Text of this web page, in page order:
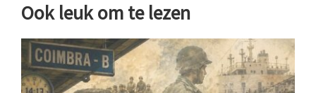
Ook leuk om te lezen